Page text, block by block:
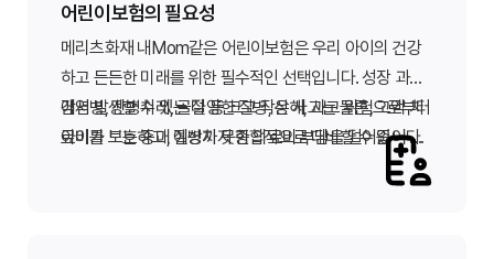
어린이보험의 필요성
메리츠화재 내Mom같은 어린이보험은 우리 아이의 건강
하고 든든한 미래를 위한 필수적인 선택입니다. 성장 과정
에서 발생할 수 있는 다양한 질병, 상해, 사고 위험으로부터
아이를 보호하고, 예상치 못한 의료비 부담을 덜어줍니다.
감염병, 잔병치레, 골절 등 크고 작은 사고는 물론, 고액 치
료비가 드는 중대 질병까지 종합적으로 대비할 수 있어 부